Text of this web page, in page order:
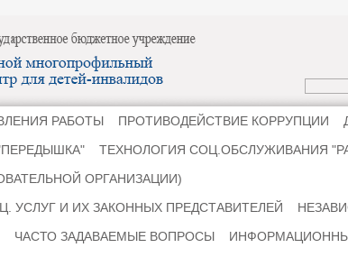
РАБОТЫ ПРОТИВОДЕЙСТВИЕ КОРРУПЦИИ
ТЕХНОЛОГИЯ СОЦ.ОБСЛУЖИВАНИЯ
ОРГАНИЗАЦИИ)
УСЛУГ И ИХ ЗАКОННЫХ ПРЕДСТАВИТЕЛЕЙ
ЧАСТО ЗАДАВАЕМЫЕ ВОПРОСЫ